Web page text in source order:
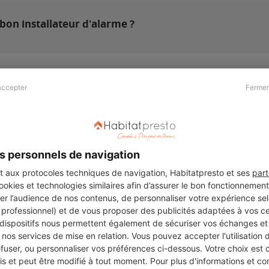
personnels de navigation
aux protocoles techniques de navigation, Habitatpresto et ses
et technologies similaires afin d’assurer le bon
l’audience de nos contenus, de personnaliser votre expérience
et de vous proposer des publicités adaptées à vos
nous permettent également de sécuriser vos échanges
services de mise en relation. Vous pouvez accepter l'utilisation
ou personnaliser vos préférences ci-dessous. Votre choix est
et peut être modifié à tout moment. Pour plus d'informations et
installateur d'alarme ?
Revue de presse
Légal
Charte cookies
Suivez-nous